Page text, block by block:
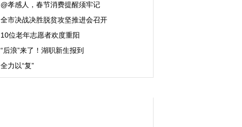
@孝感人，春节消费提醒须牢记
全市决战决胜脱贫攻坚推进会召开
10位老年志愿者欢度重阳
“后浪”来了！湖职新生报到
全力以“复”